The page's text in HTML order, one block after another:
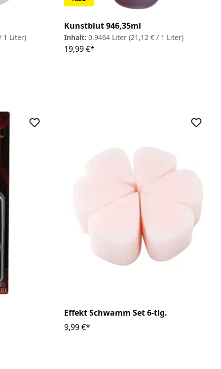
1 Liter)
Kunstblut 946,35ml
Inhalt:0.9464 Liter(21,12 € / 1 Liter)
19,99 €*
Effekt Schwamm Set 6-tlg.
9,99 €*